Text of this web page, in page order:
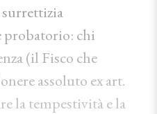
surrettizia
probatorio: chi
(il Fisco che
assoluto ex art.
la tempestività e la